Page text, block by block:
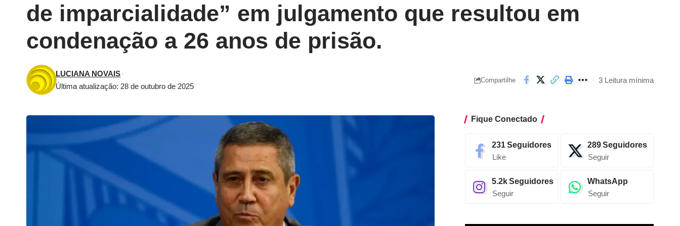
de imparcialidade” em julgamento que resultou em
condenação a 26 anos de prisão.
Última atualização: 28 de outubro de 2025
LUCIANA NOVAIS
Compartilhe 3 Leitura mínima
Fique Conectado
231Seguidores
Like
289Seguidores
Seguir
5.2kSeguidores
Seguir
WhatsApp
Seguir